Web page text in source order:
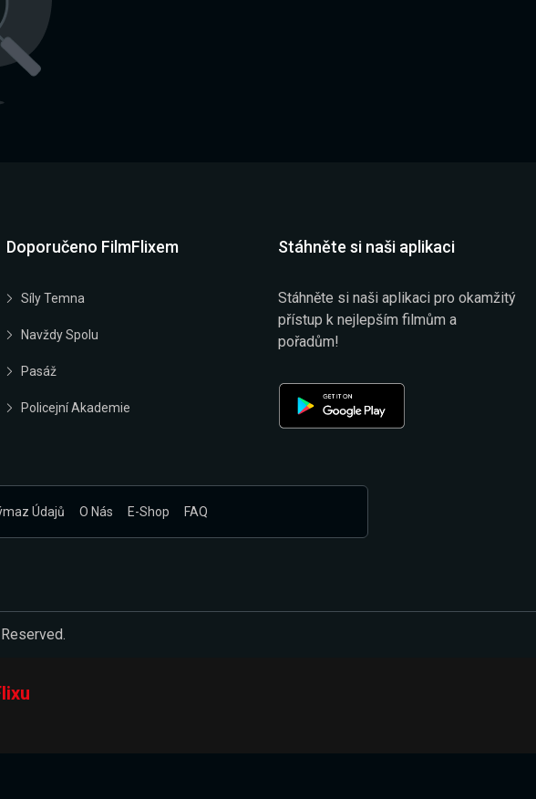
Doporučeno FilmFlixem
Síly Temna
Navždy Spolu
Pasáž
Policejní Akademie
Stáhněte si naši aplikaci
Stáhněte si naši aplikaci pro okamžitý
přístup k nejlepším filmům a
pořadům!
Údajů O Nás E-Shop FAQ